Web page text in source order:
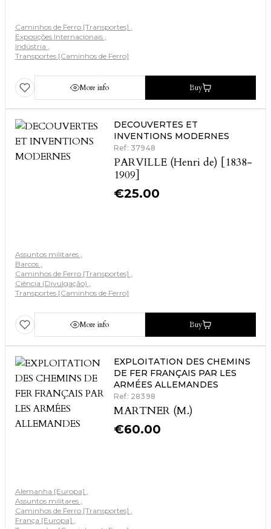
Caminhos de Ferro [Transportes]
Exposições Internacionais
Indústria
Transportes [Caminhos de Ferro]
More info Buy
DECOUVERTES ET
INVENTIONS MODERNES
Ref: 37948
PARVILLE (Henri de) [1838-
1909]
€25.00
Assuntos militares
Barcos
Caminhos de Ferro [Transportes]
Ciência (Divulgação)
Transportes [Caminhos de Ferro]
More info Buy
EXPLOITATION DES CHEMINS
DE FER FRANÇAIS PAR LES
ARMÉES ALLEMANDES
Ref: 28398
MARTNER (M.)
€60.00
Alemanha [Europa]
Assuntos militares
Caminhos de Ferro [Transportes]
França [Europa]